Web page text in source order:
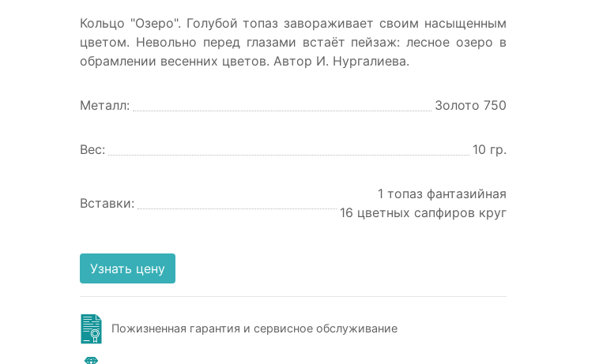
Кольцо "Озеро". Голубой топаз завораживает своим насыщенным
цветом. Невольно перед глазами встаёт пейзаж: лесное озеро в
обрамлении весенних цветов. Автор И. Нургалиева.
Металл: Золото 750
Вес: 10 гр.
Вставки:
1 топаз фантазийная
16 цветных сапфиров круг
Узнать цену
Пожизненная гарантия и сервисное обслуживание